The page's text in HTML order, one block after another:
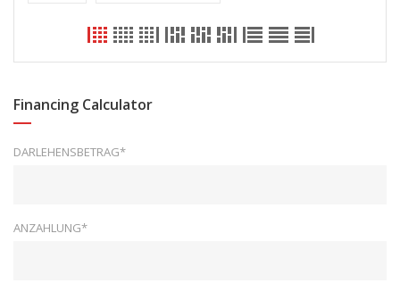
Financing Calculator
DARLEHENSBETRAG*
ANZAHLUNG*